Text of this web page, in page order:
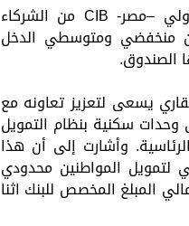
وعقب توقيع البروتوكول، أوضحت مي عبد الحميد أن البنك التجاري الدولي –مصر- CIB من الشركاء
منخفضي ومتوسطي الدخل
الصندوق.
يسعى لتعزيز تعاونه مع
وحدات سكنية بنظام التمويل
وأشارت إلى أن هذا
لتمويل المواطنين محدودي
المبلغ المخصص للبنك اثنا